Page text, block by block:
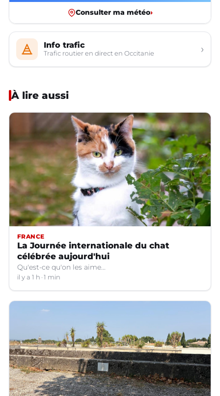
Consulter ma météo›
Info trafic
Trafic routier en direct en Occitanie ›
À lire aussi
FRANCE
La Journée internationale du chat
célébrée aujourd'hui
Qu'est-ce qu'on les aime...
il y a 1 h 1 min